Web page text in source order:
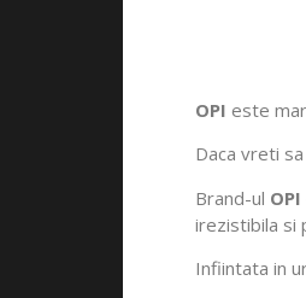
OPI este
Daca vreti
Brand-ul OPI
irezistibila si
Infiintata in